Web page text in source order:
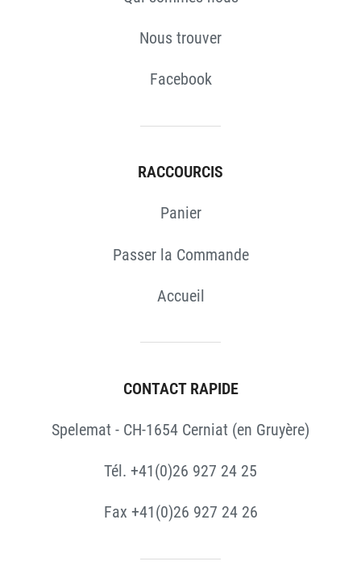
Nous trouver
Facebook
RACCOURCIS
Panier
Passer la Commande
Accueil
CONTACT RAPIDE
Spelemat - CH-1654 Cerniat (en Gruyère)
Tél. +41(0)26 927 24 25
Fax +41(0)26 927 24 26